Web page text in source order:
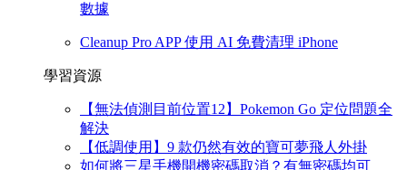
數據
Cleanup Pro APP 使用 AI 免費清理 iPhone
學習資源
【無法偵測目前位置12】Pokemon Go 定位問題全
解決
【低調使用】9 款仍然有效的寶可夢飛人外掛
如何將三星手機開機密碼取消？有無密碼均可